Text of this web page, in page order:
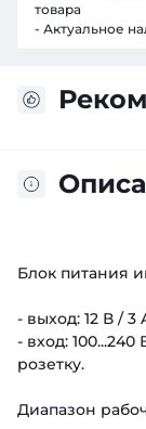
Блок питания
- выход: 12 В / 3
- вход:
розетку.
Диапазон
товара
- Актуальное